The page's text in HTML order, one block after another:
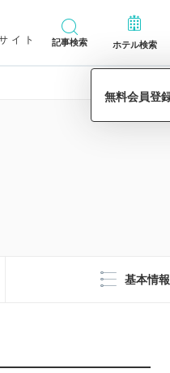
イト
記事検索 ホテル検索
基本情報